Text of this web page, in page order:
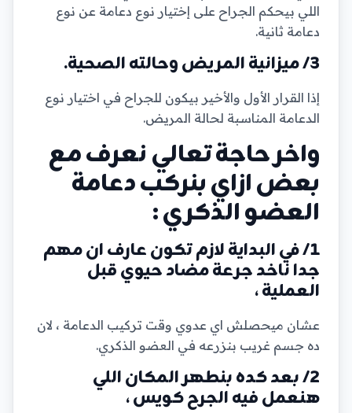
اللي بيحكم الجراح على إختيار نوع دعامة عن نوع
دعامة ثانية.
3/ ميزانية المريض وحالته الصحية.
إذا القرار الأول والأخير بيكون للجراح في اختيار نوع
الدعامة المناسبة لحالة المريض.
واخر حاجة تعالي نعرف مع
بعض ازاي بنركب دعامة
العضو الذكري :
1/ في البداية لازم تكون عارف ان مهم
جدا ناخد جرعة مضاد حيوي قبل
العملية ،
عشان ميحصلش اي عدوي وقت تركيب الدعامة ، لان
ده جسم غريب بنزرعه في العضو الذكري.
2/ بعد كده بنطهر المكان اللي
هنعمل فيه الجرح كويس ،